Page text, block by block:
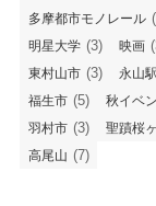
多摩都市モノレール
明星大学 (3) 映画
東村山市 (3) 永山駅
福生市 (5) 秋イベ
羽村市 (3) 聖蹟桜
高尾山 (7)